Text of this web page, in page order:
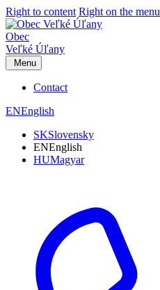
Right to content Right on the menu
Obec
Veľké Úľany
Menu
Contact
ENEnglish
SKSlovensky
ENEnglish
HUMagyar